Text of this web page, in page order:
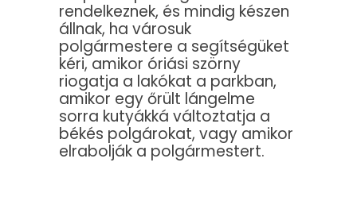
rendelkeznek, és mindig készen
állnak, ha városuk
polgármestere a segítségüket
kéri, amikor óriási szörny
riogatja a lakókat a parkban,
amikor egy őrült lángelme
sorra kutyákká változtatja a
békés polgárokat, vagy amikor
elrabolják a polgármestert.